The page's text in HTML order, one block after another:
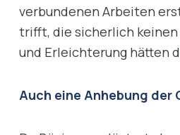
verbundenen Arbeiten
trifft, die sicherlich keinen
und Erleichterung hätten
Auch eine Anhebung der